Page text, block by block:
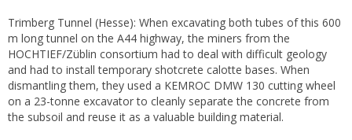
Trimberg Tunnel (Hesse): When excavating both tubes of this 600
m long tunnel on the A44 highway, the miners from the
HOCHTIEF/Züblin consortium had to deal with difficult geology
and had to install temporary shotcrete calotte bases. When
dismantling them, they used a KEMROC DMW 130 cutting wheel
on a 23-tonne excavator to cleanly separate the concrete from
the subsoil and reuse it as a valuable building material.